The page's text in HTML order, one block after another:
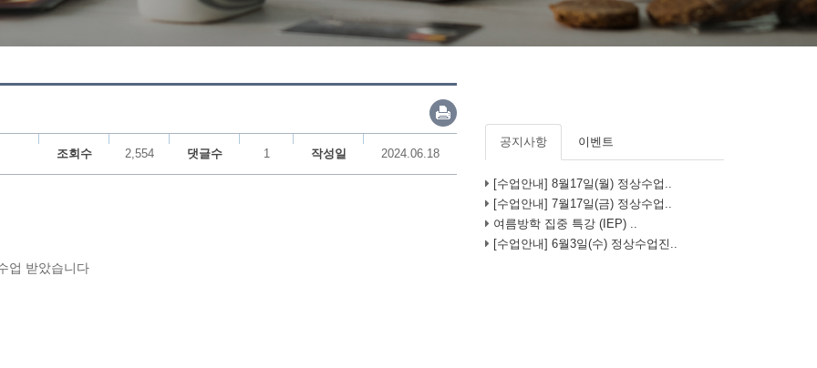
조회수 2,554 댓글수 1 작성일 2024.06.18
업 받았습니다
공지사항 이벤트
[수업안내] 8월17일(월) 정상수업..
[수업안내] 7월17일(금) 정상수업..
여름방학 집중 특강 (IEP) ..
[수업안내] 6월3일(수) 정상수업진..